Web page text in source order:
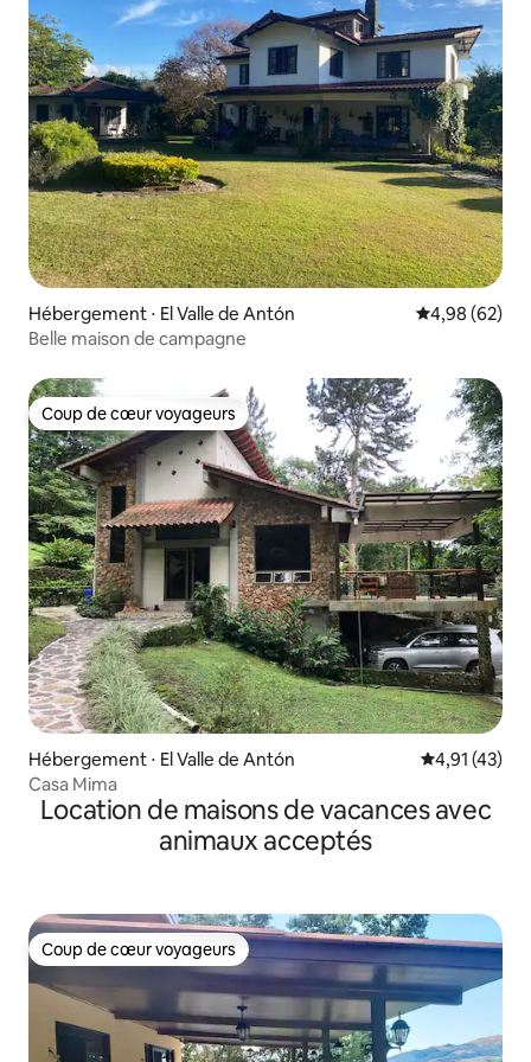
Hébergement ⋅ El Valle de Antón Évaluation
4,98 (62)
Belle maison de campagne
Coup de cœur voyageurs
Coup de cœur voyageurs
Hébergement ⋅ El Valle de Antón Évaluation
4,91 (43)
Casa Mima
Location de maisons de vacances avec
animaux acceptés
Coup de cœur voyageurs
Coup de cœur voyageurs